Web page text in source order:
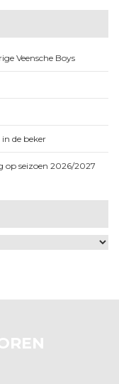
Veensche Boys
in de beker
op seizoen 2026/2027